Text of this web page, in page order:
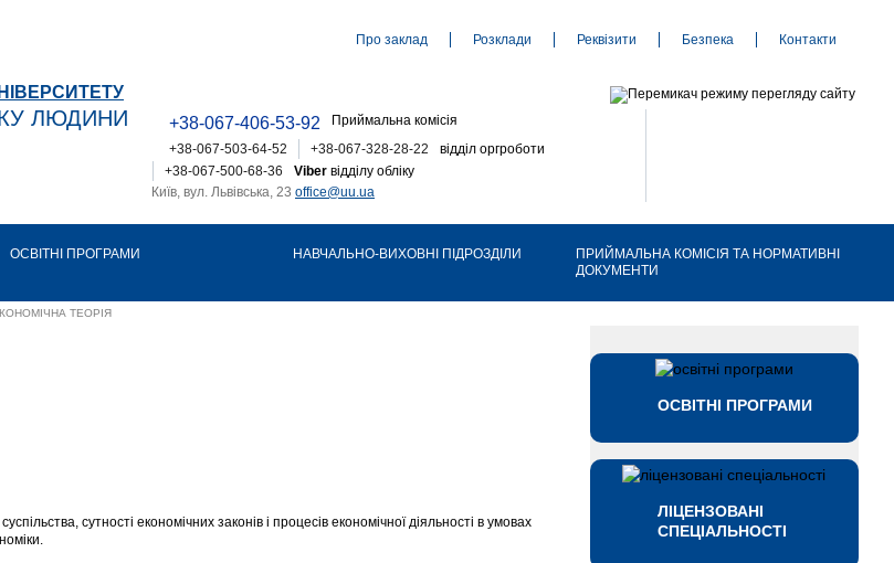
Про заклад Розклади Реквізити Безпека Контакти
ЛЮДИНИ
+38-067-406-53-92
Приймальна комісія
відділ оргроботи
+38-067-503-64-52
+38-067-328-28-22
Viber відділу обліку
+38-067-500-68-36
Київ, вул. Львівська, 23 office@uu.ua
ОСВІТНІ ПРОГРАМИ НАВЧАЛЬНО-ВИХОВНІ ПІДРОЗДІЛИ
ПРИЙМАЛЬНА КОМІСІЯ ТА НОРМАТИВНІ
ДОКУМЕНТИ
ТЕОРІЯ
ОСВІТНІ ПРОГРАМИ
ЛІЦЕНЗОВАНІ
СПЕЦІАЛЬНОСТІ
сутності економічних законів і процесів економічної діяльності в умовах